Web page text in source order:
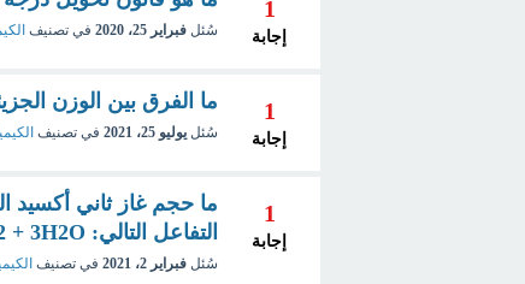
1
إجابة سُئل فبراير 25، 2020 في تصنيف
1
إجابة
ما الفرق بين الوزن
سُئل يوليو 25، 2021 في تصنيف
1
إجابة
التفاعل التالي: CH3CH2OH + 3O2 → 2CO2 + 3H2O
سُئل فبراير 2، 2021 في تصنيف